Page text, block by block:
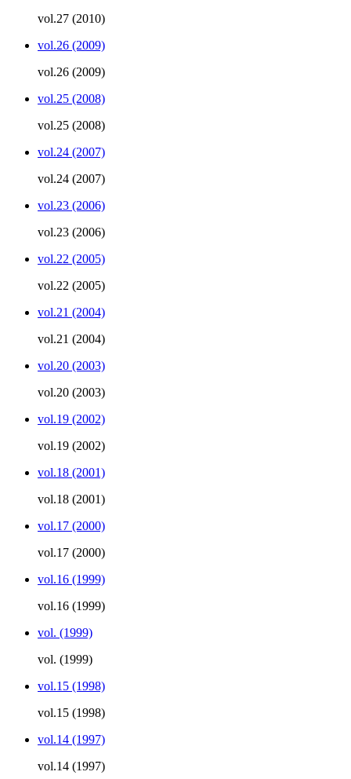
vol.27 (2010)
vol.26 (2009)
vol.26 (2009)
vol.25 (2008)
vol.25 (2008)
vol.24 (2007)
vol.24 (2007)
vol.23 (2006)
vol.23 (2006)
vol.22 (2005)
vol.22 (2005)
vol.21 (2004)
vol.21 (2004)
vol.20 (2003)
vol.20 (2003)
vol.19 (2002)
vol.19 (2002)
vol.18 (2001)
vol.18 (2001)
vol.17 (2000)
vol.17 (2000)
vol.16 (1999)
vol.16 (1999)
vol. (1999)
vol. (1999)
vol.15 (1998)
vol.15 (1998)
vol.14 (1997)
vol.14 (1997)